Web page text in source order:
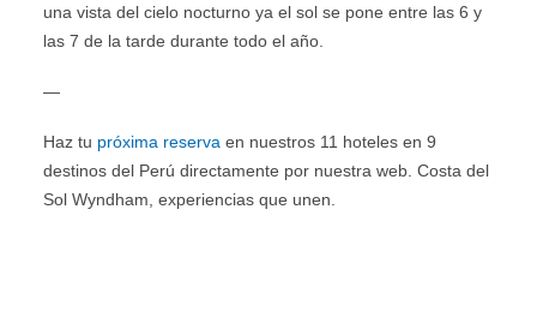
una vista del cielo nocturno ya el sol se pone entre las 6 y
las 7 de la tarde durante todo el año.
—
Haz tu próxima reserva en nuestros 11 hoteles en 9
destinos del Perú directamente por nuestra web. Costa del
Sol Wyndham, experiencias que unen.